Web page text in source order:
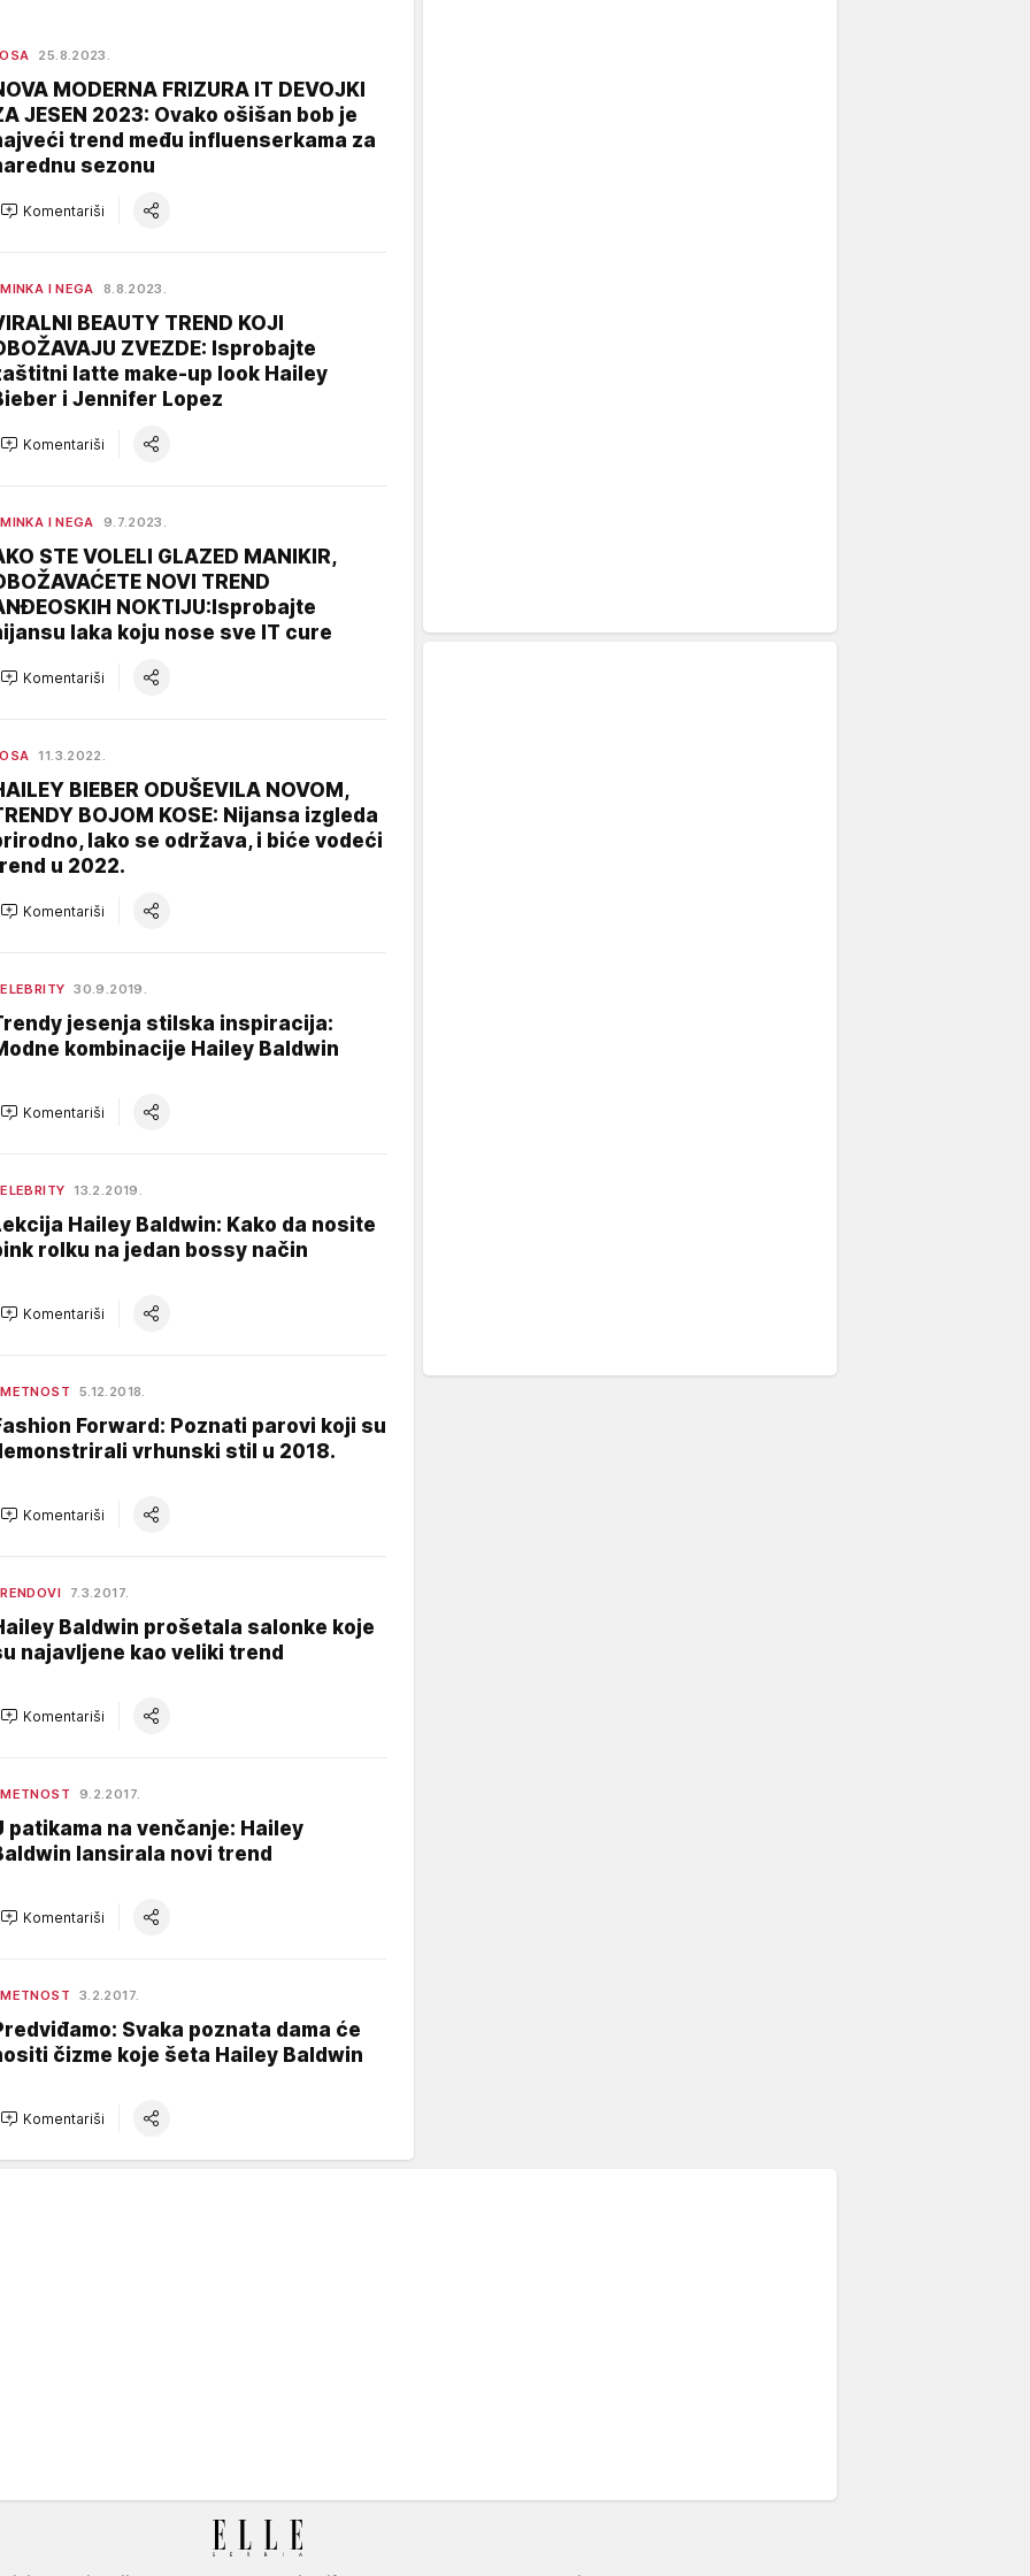
25.8.2023.
MODERNA FRIZURA IT DEVOJKI
JESEN 2023: Ovako ošišan bob je
trend među influenserkama za
sezonu
Komentariši
I NEGA 8.8.2023.
BEAUTY TREND KOJI
ZVEZDE: Isprobajte
latte make-up look Hailey
i Jennifer Lopez
Komentariši
I NEGA 9.7.2023.
STE VOLELI GLAZED MANIKIR,
NOVI TREND
NOKTIJU:Isprobajte
laka koju nose sve IT cure
Komentariši
11.3.2022.
BIEBER ODUŠEVILA NOVOM,
BOJOM KOSE: Nijansa izgleda
lako se održava, i biće vodeći
u 2022.
Komentariši
30.9.2019.
jesenja stilska inspiracija:
kombinacije Hailey Baldwin
Komentariši
13.2.2019.
Hailey Baldwin: Kako da nosite
rolku na jedan bossy način
Komentariši
5.12.2018.
Forward: Poznati parovi koji su
vrhunski stil u 2018.
Komentariši
7.3.2017.
Baldwin prošetala salonke koje
najavljene kao veliki trend
Komentariši
9.2.2017.
patikama na venčanje: Hailey
lansirala novi trend
Komentariši
3.2.2017.
Svaka poznata dama će
čizme koje šeta Hailey Baldwin
Komentariši